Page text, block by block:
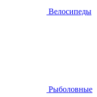
Велосипеды
Рыболовные